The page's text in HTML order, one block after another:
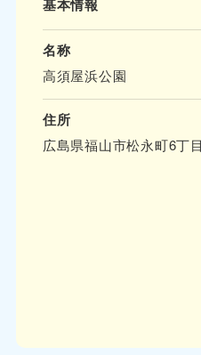
基本情報
名称
高須屋浜公園
住所
広島県福山市松永町6丁